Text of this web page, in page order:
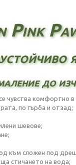
Pink
до
чувства комфортно
по гърба и отзад;
шевове;
към сложен под
стичането на вода;